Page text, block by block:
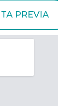
PREVIA